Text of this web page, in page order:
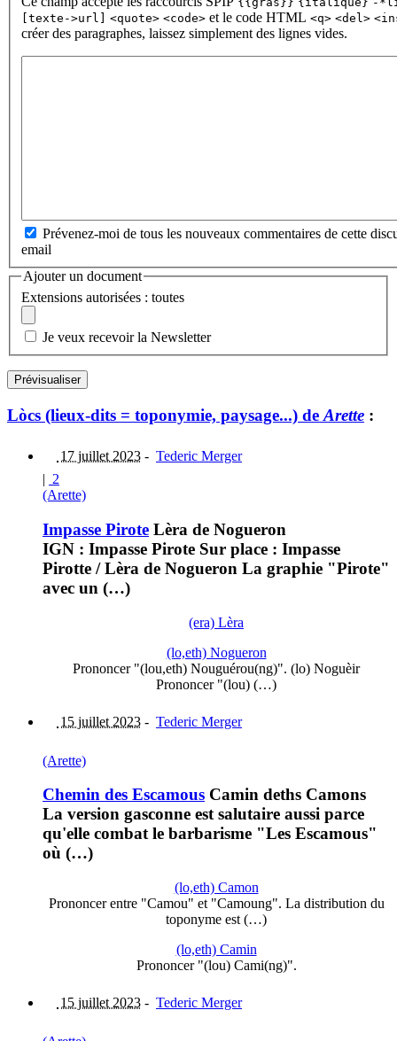
[texte->url]
<quote> <code> et le code HTML <q> <del>
créer des paragraphes, laissez simplement des lignes vides.
Prévenez-moi de tous les nouveaux commentaires de cette
email
Ajouter un document
Extensions autorisées : toutes
Je veux recevoir la Newsletter
Lòcs (lieux-dits = toponymie, paysage...) de Arette :
17 juillet 2023 - Tederic Merger
| 2
(Arette)
Impasse Pirote Lèra de Nogueron
IGN : Impasse Pirote Sur place : Impasse
Pirotte / Lèra de Nogueron La graphie "Pirote"
avec un (…)
(era) Lèra
(lo,eth) Nogueron
Prononcer "(lou,eth) Nouguérou(ng)". (lo) Noguèir
Prononcer "(lou) (…)
15 juillet 2023 - Tederic Merger
(Arette)
Chemin des Escamous Camin deths Camons
La version gasconne est salutaire aussi parce
qu'elle combat le barbarisme "Les Escamous"
où (…)
(lo,eth) Camon
Prononcer entre "Camou" et "Camoung". La distribution du
toponyme est (…)
(lo,eth) Camin
Prononcer "(lou) Cami(ng)".
15 juillet 2023 - Tederic Merger